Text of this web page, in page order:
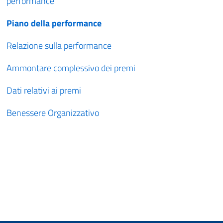
Piano della performance
Relazione sulla performance
Ammontare complessivo dei premi
Dati relativi ai premi
Benessere Organizzativo